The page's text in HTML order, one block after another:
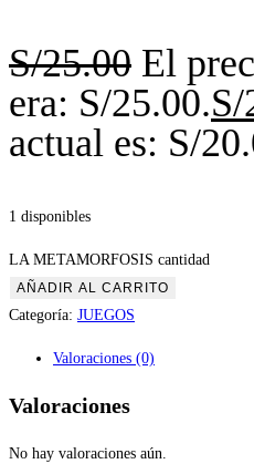
S/25.00 El
era: S/25.00.S/
actual es: S/
1 disponibles
LA METAMORFOSIS cantidad
AÑADIR AL CARRITO
Categoría: JUEGOS
Valoraciones (0)
Valoraciones
No hay valoraciones aún.